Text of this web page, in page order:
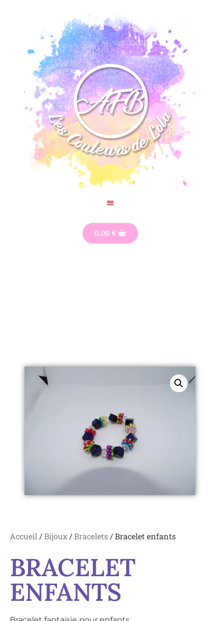
0,00 €
Accueil /Bijoux /Bracelets / Bracelet enfants
BRACELET
ENFANTS